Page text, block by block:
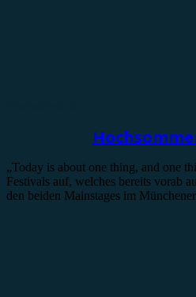
„Today is about one thing, and one
Festivals auf, welches bereits vorab
den beiden Mainstages im